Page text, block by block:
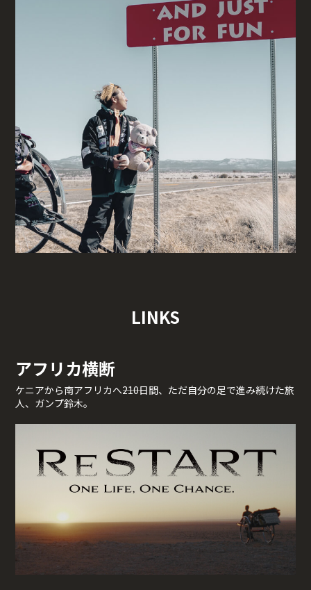
LINKS
アフリカ横断
ケニアから南アフリカへ――210日間、ただ自分の足で進み続けた旅
人、ガンプ鈴木。